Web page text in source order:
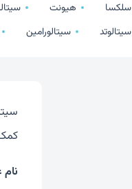
سلکسا هیونت
سیتالوتد
سیتالورامین